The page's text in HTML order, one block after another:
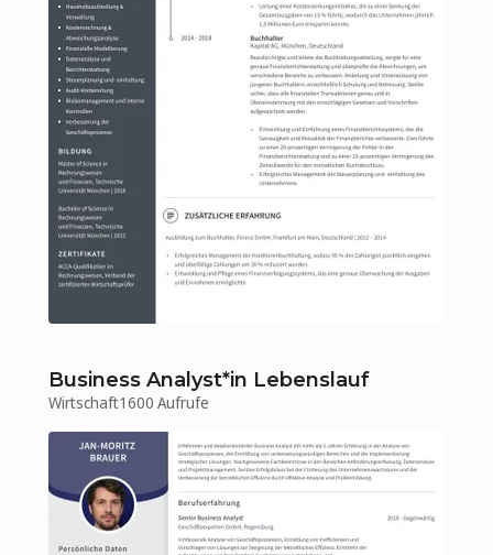
Business Analyst*in Lebenslauf
Wirtschaft1600 Aufrufe